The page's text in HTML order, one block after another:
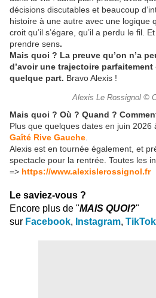
décisions discutables et beaucoup
histoire à une autre avec une logique
croit qu’il s’égare, qu’il a perdu le fil.
prendre sens.
Mais quoi ? La preuve qu’on n’a
d’avoir une trajectoire
quelque part. Bravo Alexis !
Alexis Le Rossignol ©
Mais quoi ? Où ? Quand ?
Plus que quelques dates en juin 2026
Gaîté Rive Gauche
Alexis est en tournée également, et
spectacle pour la rentrée. Toutes les
=> https://www.alexislerossignol.fr
Le saviez-vous ?
Encore plus de "MAIS QUOI?"
sur Facebook, Instagram, TikTok